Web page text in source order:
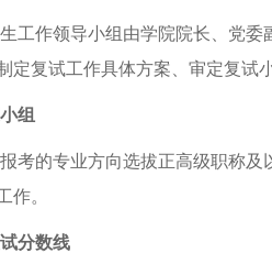
工作领导小组由学院院长、党委
定复试工作具体方案、审定复试
组
考的专业方向选拔正高级职称及
。
分数线